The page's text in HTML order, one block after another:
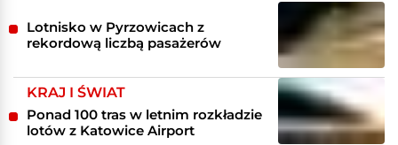
Lotnisko w Pyrzowicach z
rekordową liczbą pasażerów
KRAJ I ŚWIAT
Ponad 100 tras w letnim rozkładzie
lotów z Katowice Airport